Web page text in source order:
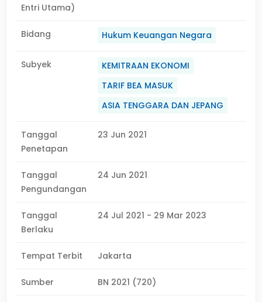
Entri Utama)
Bidang Hukum Keuangan Negara
Subyek
KEMITRAAN EKONOMI
TARIF BEA MASUK
ASIA TENGGARA DAN JEPANG
Tanggal
Penetapan
23 Jun 2021
Tanggal
Pengundangan
24 Jun 2021
Tanggal
Berlaku
24 Jul 2021 - 29 Mar 2023
Tempat Terbit Jakarta
Sumber BN 2021 (720)